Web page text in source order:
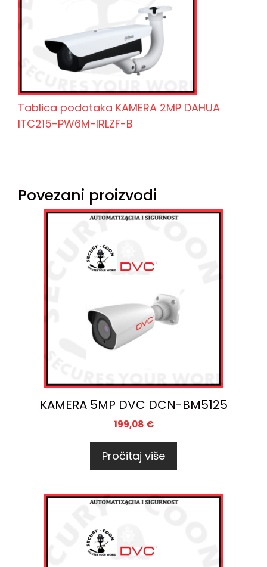
Tablica podataka KAMERA 2MP DAHUA
ITC215-PW6M-IRLZF-B
Povezani proizvodi
KAMERA 5MP DVC DCN-BM5125
199,08 €
Pročitaj više